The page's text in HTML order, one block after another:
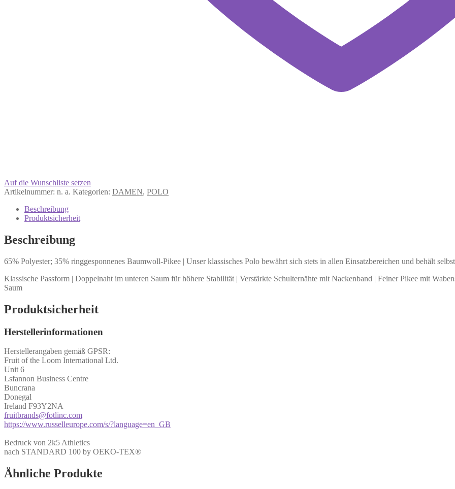
Auf die Wunschliste setzen
Artikelnummer: n. a. Kategorien: DAMEN, POLO
Beschreibung
Produktsicherheit
Beschreibung
65% Polyester; 35% ringgesponnenes Baumwoll-Pikee | Unser klassisches Polo bewährt sich stets in allen Einsatzbereichen und behält
Klassische Passform | Doppelnaht im unteren Saum für höhere Stabilität | Verstärkte Schulternähte mit Nackenband | Feiner Pikee mit
Saum
Produktsicherheit
Herstellerinformationen
Herstellerangaben gemäß GPSR:
Fruit of the Loom International Ltd.
Unit 6
Lsfannon Business Centre
Buncrana
Donegal
Ireland F93Y2NA
fruitbrands@fotlinc.com
https://www.russelleurope.com/s/?language=en_GB
Bedruck von 2k5 Athletics
nach STANDARD 100 by OEKO-TEX®
Ähnliche Produkte